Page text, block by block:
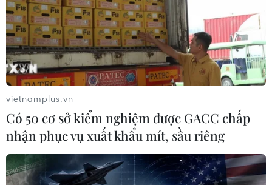
vietnamplus.vn
Có 50 cơ sở kiểm nghiệm được GACC chấp
nhận phục vụ xuất khẩu mít, sầu riêng